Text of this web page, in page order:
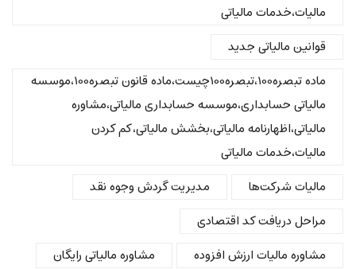
مالیات،خدمات مالیاتی
قوانین مالیاتی جدید
ماده تبصره100،تبصره100چیست،ماده قانون تبصره100،موسسه
مالیاتی حسابداری،موسسه حسابداری مالیاتی،مشاوره
مالیاتی،اظهارنامه مالیاتی،بخشش مالیاتی،کم کردن
مالیات،خدمات مالیاتی
مالیات شرکت‌ها
مدیریت گردش وجوه نقد
مراحل دریافت کد اقتصادی
مشاوره مالیات ارزش افزوده
مشاوره مالیاتی رایگان